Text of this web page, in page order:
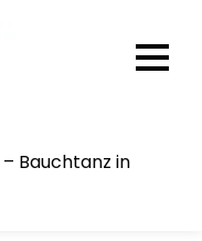
Bauchtanz in